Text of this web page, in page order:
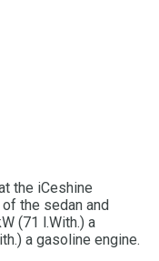
the iCeshine
the sedan and
(71 l.With.) a
a gasoline engine.